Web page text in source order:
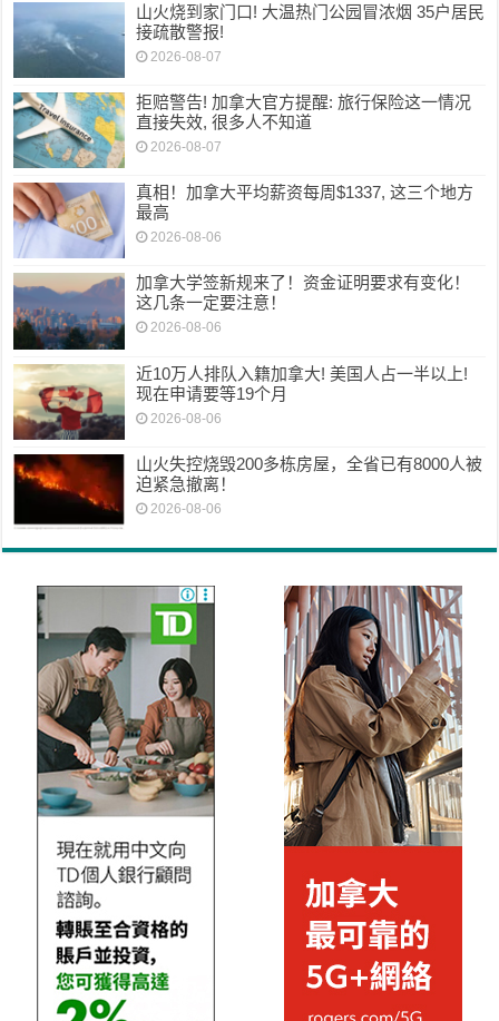
山火烧到家门口! 大温热门公园冒浓烟 35户居民
接疏散警报!
2026-08-07
拒赔警告! 加拿大官方提醒: 旅行保险这一情况
直接失效, 很多人不知道
2026-08-07
真相！加拿大平均薪资每周$1337, 这三个地方
最高
2026-08-06
加拿大学签新规来了！资金证明要求有变化！
这几条一定要注意！
2026-08-06
近10万人排队入籍加拿大! 美国人占一半以上!
现在申请要等19个月
2026-08-06
山火失控烧毁200多栋房屋，全省已有8000人被
迫紧急撤离！
2026-08-06